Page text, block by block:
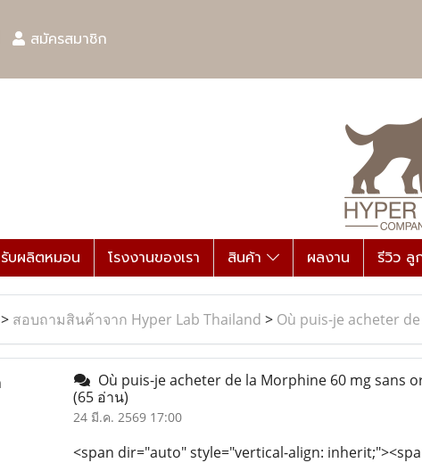
สมัครสมาชิก
รับผลิตหมอน โรงงานของเรา สินค้า ผลงาน รีวิว ลู
> สอบถามสินค้าจาก Hyper Lab Thailand > Où puis-je acheter
Où puis-je acheter de la Morphine 60 mg sans
(65 อ่าน)
24 มี.ค. 2569 17:00
<span dir="auto" style="vertical-align: